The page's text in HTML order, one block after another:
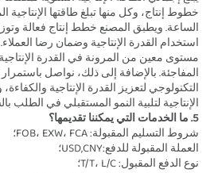
الإنتاجية لتلبية النمو المستقبلي في الطلب
5. ما الخدمات التي يمكننا تقديمها؟
شروط التسليم المقبولة: FOB، EXW، FCA؛
العملة المقبولة للدفع:USD,CNY؛
نوع الدفع المقبول: T/T، L/C؛